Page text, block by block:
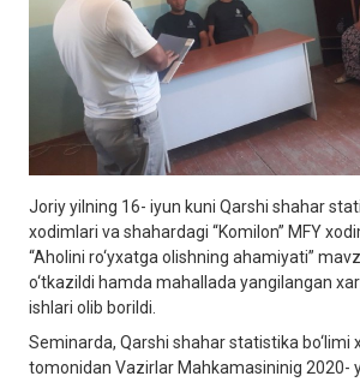
Joriy yilning 16- iyun kuni Qarshi shahar
xodimlari va shahardagi “Komilon” MFY
“Aholini ro‘yxatga olishning ahamiyati”
o‘tkazildi hamda mahallada yangilangan
ishlari olib borildi.
Seminarda, Qarshi shahar statistika bo‘limi
tomonidan Vazirlar Mahkamasininig 2020-